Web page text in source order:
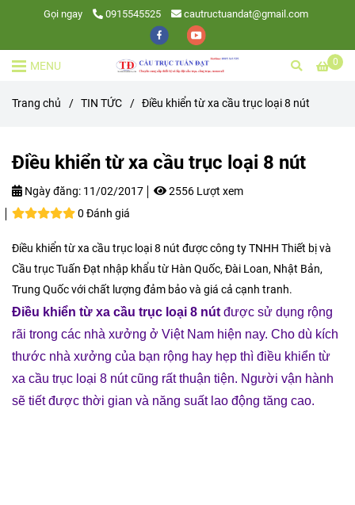
Gọi ngay 0915545525 cautructuandat@gmail.com
0
MENU
Trang chủ / TIN TỨC / Điều khiển từ xa cầu trục loại 8 nút
Điều khiển từ xa cầu trục loại 8 nút
Ngày đăng: 11/02/2017
2556 Lượt xem
0 Đánh giá
Điều khiển từ xa cầu trục loại 8 nút được công ty TNHH Thiết bị và
Cầu trục Tuấn Đạt nhập khẩu từ Hàn Quốc, Đài Loan, Nhật Bản,
Trung Quốc với chất lượng đảm bảo và giá cả cạnh tranh.
Điều khiển từ xa cầu trục loại 8 nút được sử dụng rộng
rãi trong các nhà xưởng ở Việt Nam hiện nay. Cho dù kích
thước nhà xưởng của bạn rộng hay hẹp thì điều khiển từ
xa cầu trục loại 8 nút cũng rất thuận tiện. Người vận hành
sẽ tiết được thời gian và năng suất lao động tăng cao.